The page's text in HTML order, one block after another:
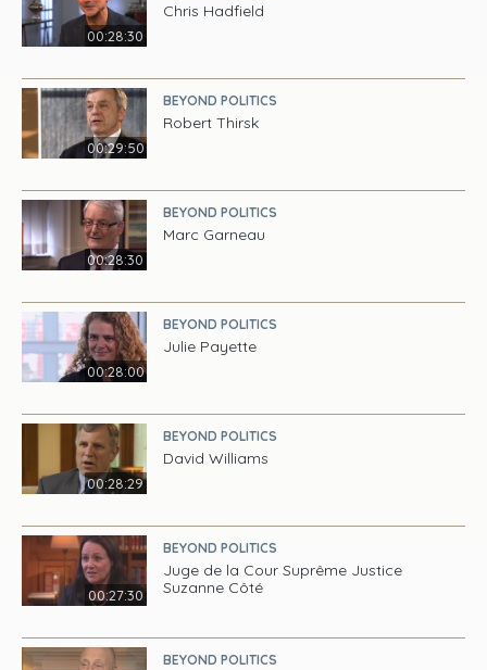
00:28:30
Chris Hadfield
00:29:50
BEYOND POLITICS
Robert Thirsk
00:28:30
BEYOND POLITICS
Marc Garneau
00:28:00
BEYOND POLITICS
Julie Payette
00:28:29
BEYOND POLITICS
David Williams
00:27:30
BEYOND POLITICS
Juge de la Cour Suprême Justice
Suzanne Côté
BEYOND POLITICS